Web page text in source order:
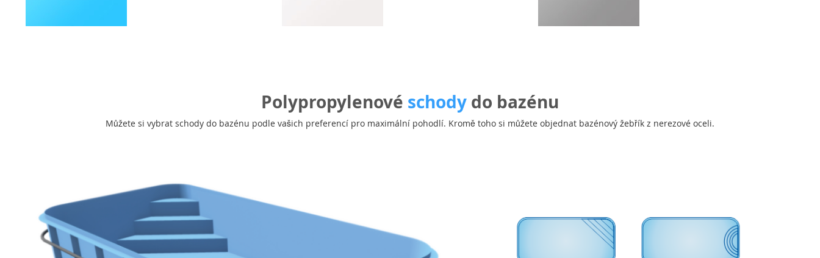
Polypropylenové schody do bazénu
Můžete si vybrat schody do bazénu podle vašich preferencí pro maximální pohodlí. Kromě toho si můžete objednat bazénový žebřík z nerezové oceli.